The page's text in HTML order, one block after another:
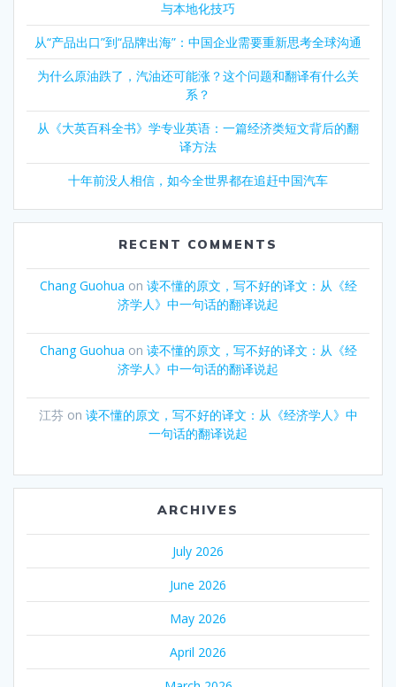
与本地化技巧
从“产品出口”到“品牌出海”：中国企业需要重新思考全球沟通
为什么原油跌了，汽油还可能涨？这个问题和翻译有什么关
系？
从《大英百科全书》学专业英语：一篇经济类短文背后的翻
译方法
十年前没人相信，如今全世界都在追赶中国汽车
RECENT COMMENTS
Chang Guohua on 读不懂的原文，写不好的译文：从《经
济学人》中一句话的翻译说起
Chang Guohua on 读不懂的原文，写不好的译文：从《经
济学人》中一句话的翻译说起
江芬 on 读不懂的原文，写不好的译文：从《经济学人》中
一句话的翻译说起
ARCHIVES
July 2026
June 2026
May 2026
April 2026